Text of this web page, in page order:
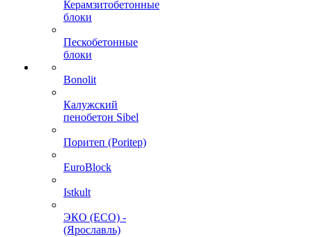
Керамзитобетонные
блоки
Пескобетонные
блоки
Bonolit
Калужский
пенобетон Sibel
Поритеп (Poritep)
EuroBlock
Istkult
ЭКО (ECO) -
(Ярославль)